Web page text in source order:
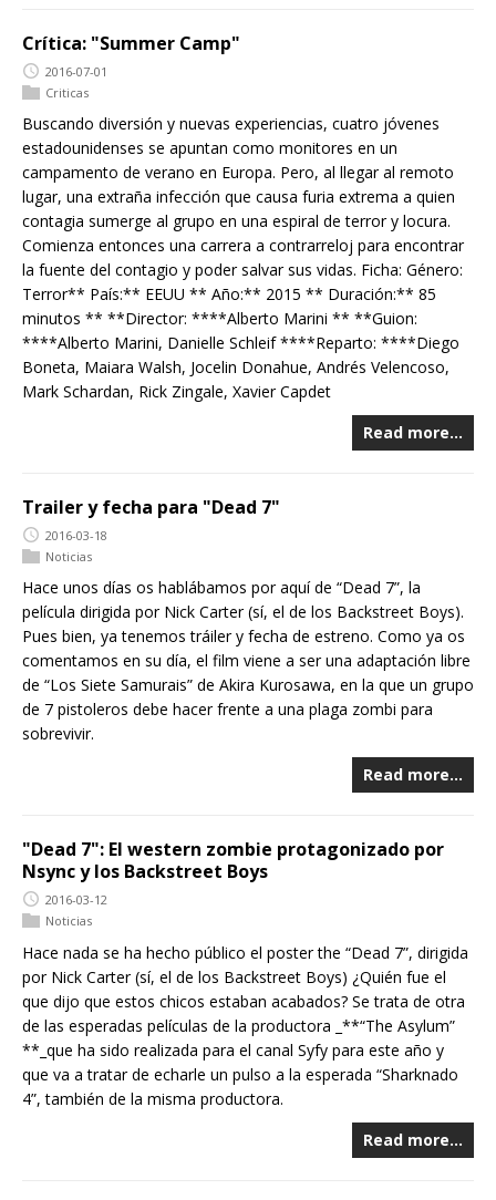
Crítica: "Summer Camp"
2016-07-01
Criticas
Buscando diversión y nuevas experiencias, cuatro jóvenes
estadounidenses se apuntan como monitores en un
campamento de verano en Europa. Pero, al llegar al remoto
lugar, una extraña infección que causa furia extrema a quien
contagia sumerge al grupo en una espiral de terror y locura.
Comienza entonces una carrera a contrarreloj para encontrar
la fuente del contagio y poder salvar sus vidas. Ficha: Género:
Terror** País:** EEUU ** Año:** 2015 ** Duración:** 85
minutos ** **Director: ****Alberto Marini ** **Guion:
****Alberto Marini, Danielle Schleif ****Reparto: ****Diego
Boneta, Maiara Walsh, Jocelin Donahue, Andrés Velencoso,
Mark Schardan, Rick Zingale, Xavier Capdet
Read more…
Trailer y fecha para "Dead 7"
2016-03-18
Noticias
Hace unos días os hablábamos por aquí de “Dead 7”, la
película dirigida por Nick Carter (sí, el de los Backstreet Boys).
Pues bien, ya tenemos tráiler y fecha de estreno. Como ya os
comentamos en su día, el film viene a ser una adaptación libre
de “Los Siete Samurais” de Akira Kurosawa, en la que un grupo
de 7 pistoleros debe hacer frente a una plaga zombi para
sobrevivir.
Read more…
"Dead 7": El western zombie protagonizado por
Nsync y los Backstreet Boys
2016-03-12
Noticias
Hace nada se ha hecho público el poster the “Dead 7”, dirigida
por Nick Carter (sí, el de los Backstreet Boys) ¿Quién fue el
que dijo que estos chicos estaban acabados? Se trata de otra
de las esperadas películas de la productora _**“The Asylum”
**_que ha sido realizada para el canal Syfy para este año y
que va a tratar de echarle un pulso a la esperada “Sharknado
4”, también de la misma productora.
Read more…